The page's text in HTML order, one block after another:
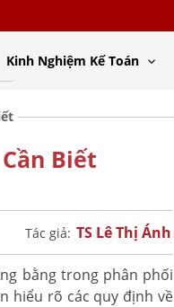
Kinh Nghiệm Kế Toán
Biết
Tác giả: TS Lê Thị Ánh
bằng trong phân phối
hiểu rõ các quy định về